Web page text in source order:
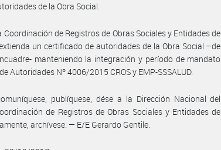
de la Obra Social.
Coordinación de Registros de Obras Sociales y Entidades de
un certificado de autoridades de la Obra Social –de
manteniendo la integración y período de mandato
Autoridades Nº 4006/2015 CROS y EMP-SSSALUD.
publíquese, dése a la Dirección Nacional del
de Registros de Obras Sociales y Entidades de
archívese. — E/E Gerardo Gentile.